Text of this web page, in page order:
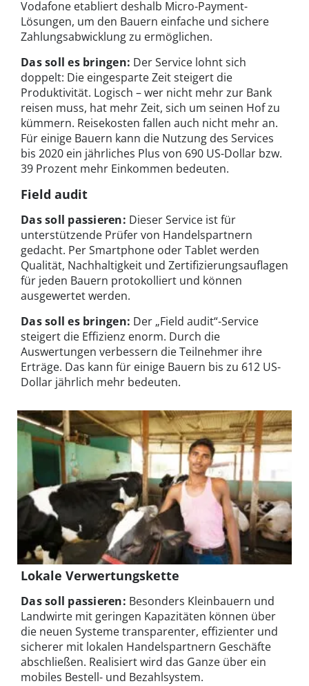
Vodafone etabliert deshalb Micro-Payment-
Lösungen, um den Bauern einfache und sichere
Zahlungsabwicklung zu ermöglichen.
Das soll es bringen: Der Service lohnt sich
doppelt: Die eingesparte Zeit steigert die
Produktivität. Logisch – wer nicht mehr zur Bank
reisen muss, hat mehr Zeit, sich um seinen Hof zu
kümmern. Reisekosten fallen auch nicht mehr an.
Für einige Bauern kann die Nutzung des Services
bis 2020 ein jährliches Plus von 690 US-Dollar bzw.
39 Prozent mehr Einkommen bedeuten.
Field audit
Das soll passieren: Dieser Service ist für
unterstützende Prüfer von Handelspartnern
gedacht. Per Smartphone oder Tablet werden
Qualität, Nachhaltigkeit und Zertifizierungsauflagen
für jeden Bauern protokolliert und können
ausgewertet werden.
Das soll es bringen: Der „Field audit“-Service
steigert die Effizienz enorm. Durch die
Auswertungen verbessern die Teilnehmer ihre
Erträge. Das kann für einige Bauern bis zu 612 US-
Dollar jährlich mehr bedeuten.
Lokale Verwertungskette
Das soll passieren: Besonders Kleinbauern und
Landwirte mit geringen Kapazitäten können über
die neuen Systeme transparenter, effizienter und
sicherer mit lokalen Handelspartnern Geschäfte
abschließen. Realisiert wird das Ganze über ein
mobiles Bestell- und Bezahlsystem.